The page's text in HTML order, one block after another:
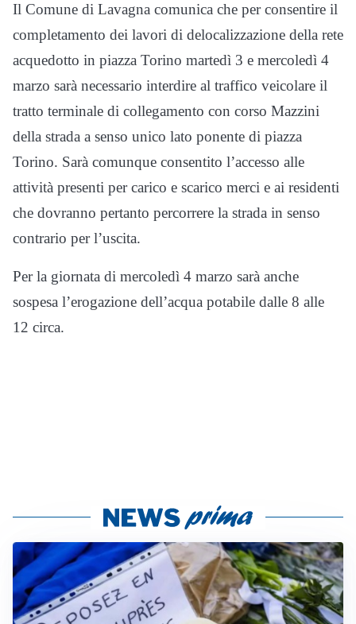
Il Comune di Lavagna comunica che per consentire il
completamento dei lavori di delocalizzazione della rete
acquedotto in piazza Torino martedì 3 e mercoledì 4
marzo sarà necessario interdire al traffico veicolare il
tratto terminale di collegamento con corso Mazzini
della strada a senso unico lato ponente di piazza
Torino. Sarà comunque consentito l’accesso alle
attività presenti per carico e scarico merci e ai residenti
che dovranno pertanto percorrere la strada in senso
contrario per l’uscita.
Per la giornata di mercoledì 4 marzo sarà anche
sospesa l’erogazione dell’acqua potabile dalle 8 alle
12 circa.